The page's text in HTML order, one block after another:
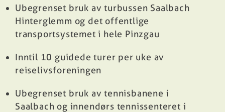
Ubegrenset bruk av turbussen Saalbach
Hinterglemm og det offentlige
transportsystemet i hele Pinzgau
Inntil 10 guidede turer per uke av
reiselivsforeningen
Ubegrenset bruk av tennisbanene i
Saalbach og innendørs tennissenteret i